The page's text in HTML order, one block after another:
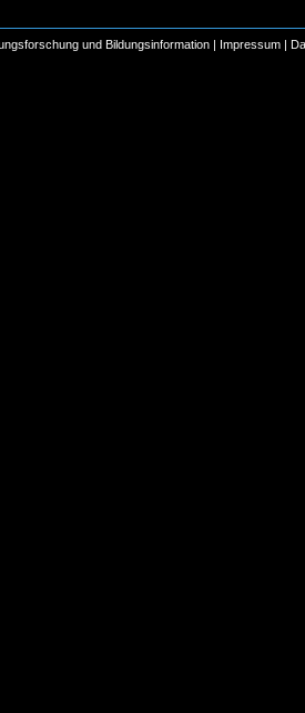
und Bildungsinformation | Impressum |